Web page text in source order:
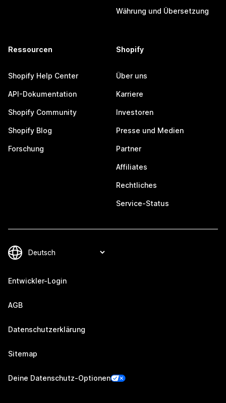
Währung und Übersetzung
Ressourcen
Shopify Help Center
API-Dokumentation
Shopify Community
Shopify Blog
Forschung
Shopify
Über uns
Karriere
Investoren
Presse und Medien
Partner
Affiliates
Rechtliches
Service-Status
Entwickler-Login
AGB
Datenschutzerklärung
Sitemap
Deine Datenschutz-Optionen